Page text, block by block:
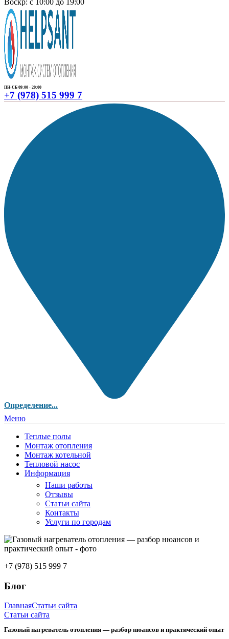
Воскр: с 10:00 до 19:00
ПН-СБ 09:00 - 20:00
+7 (978) 515 999 7
Определение...
Меню
Теплые полы
Монтаж отопления
Монтаж котельной
Тепловой насос
Информация
Наши работы
Отзывы
Статьи сайта
Контакты
Услуги по городам
+7 (978) 515 999 7
Блог
ГлавнаяСтатьи сайта
Статьи сайта
Газовый нагреватель отопления — разбор нюансов и практический опыт